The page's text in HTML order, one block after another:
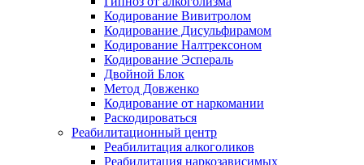
Кодирование Вивитролом
Кодирование Дисульфирамом
Кодирование Налтрексоном
Кодирование Эспераль
Двойной Блок
Метод Довженко
Кодирование от наркомании
Раскодироваться
Реабилитационный центр
Реабилитация алкоголиков
Реабилитация наркозависимых